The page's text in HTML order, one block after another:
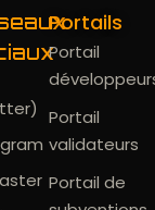
Portails
Portail
Portail
validateurs
Portail de